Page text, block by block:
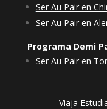
Ser Au Pair en
Ser Au Pair en
Programa Demi
Ser Au Pair en
Viaja